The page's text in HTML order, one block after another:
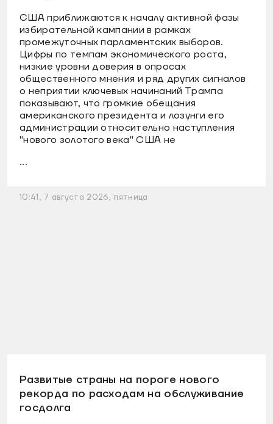
США приближаются к началу активной фазы
избирательной кампании в рамках
промежуточных парламентских выборов.
Цифры по темпам экономического роста,
низкие уровни доверия в опросах
общественного мнения и ряд других сигналов
о неприятии ключевых начинаний Трампа
показывают, что громкие обещания
американского президента и лозунги его
администрации относительно наступления
"нового золотого века" США не
...
10:41, 7 августа 2026, пятница
Развитые страны на пороге нового
рекорда по расходам на обслуживание
госдолга